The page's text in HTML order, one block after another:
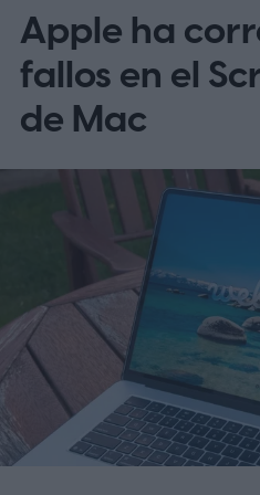
Apple ha
fallos en el
de Mac